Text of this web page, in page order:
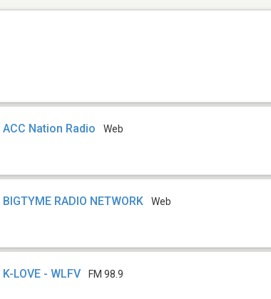
ACC Nation Radio Web
BIGTYME RADIO NETWORK Web
K-LOVE - WLFV FM 98.9